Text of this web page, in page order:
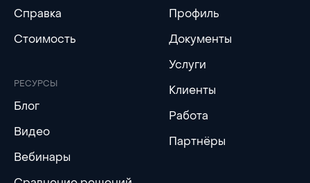
Справка
Стоимость
РЕСУРСЫ
Блог
Видео
Вебинары
Профиль
Документы
Услуги
Клиенты
Работа
Партнёры